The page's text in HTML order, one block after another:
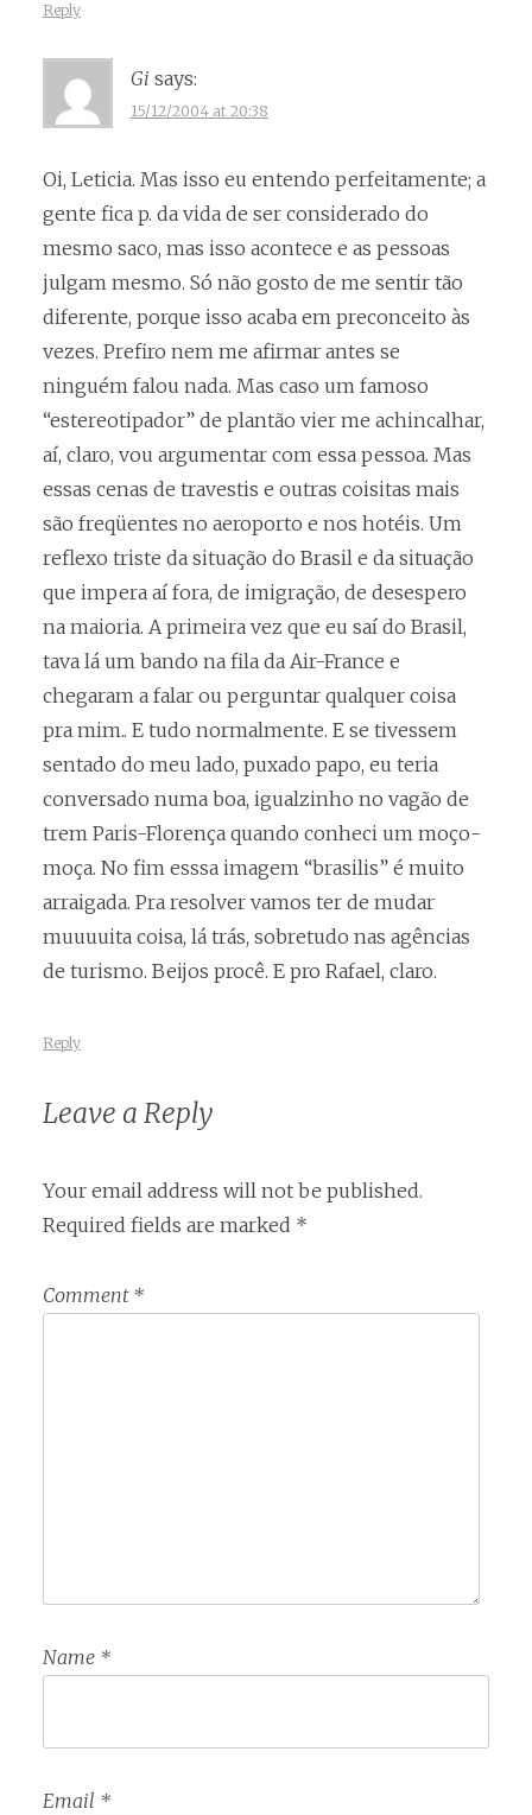
Reply
Gi says:
15/12/2004 at 20:38
Oi, Leticia. Mas isso eu entendo perfeitamente; a
gente fica p. da vida de ser considerado do
mesmo saco, mas isso acontece e as pessoas
julgam mesmo. Só não gosto de me sentir tão
diferente, porque isso acaba em preconceito às
vezes. Prefiro nem me afirmar antes se
ninguém falou nada. Mas caso um famoso
“estereotipador” de plantão vier me achincalhar,
aí, claro, vou argumentar com essa pessoa. Mas
essas cenas de travestis e outras coisitas mais
são freqüentes no aeroporto e nos hotéis. Um
reflexo triste da situação do Brasil e da situação
que impera aí fora, de imigração, de desespero
na maioria. A primeira vez que eu saí do Brasil,
tava lá um bando na fila da Air-France e
chegaram a falar ou perguntar qualquer coisa
pra mim.. E tudo normalmente. E se tivessem
sentado do meu lado, puxado papo, eu teria
conversado numa boa, igualzinho no vagão de
trem Paris-Florença quando conheci um moço-
moça. No fim esssa imagem “brasilis” é muito
arraigada. Pra resolver vamos ter de mudar
muuuuita coisa, lá trás, sobretudo nas agências
de turismo. Beijos procê. E pro Rafael, claro.
Reply
Leave a Reply
Your email address will not be published.
Required fields are marked *
Comment *
Name *
Email *